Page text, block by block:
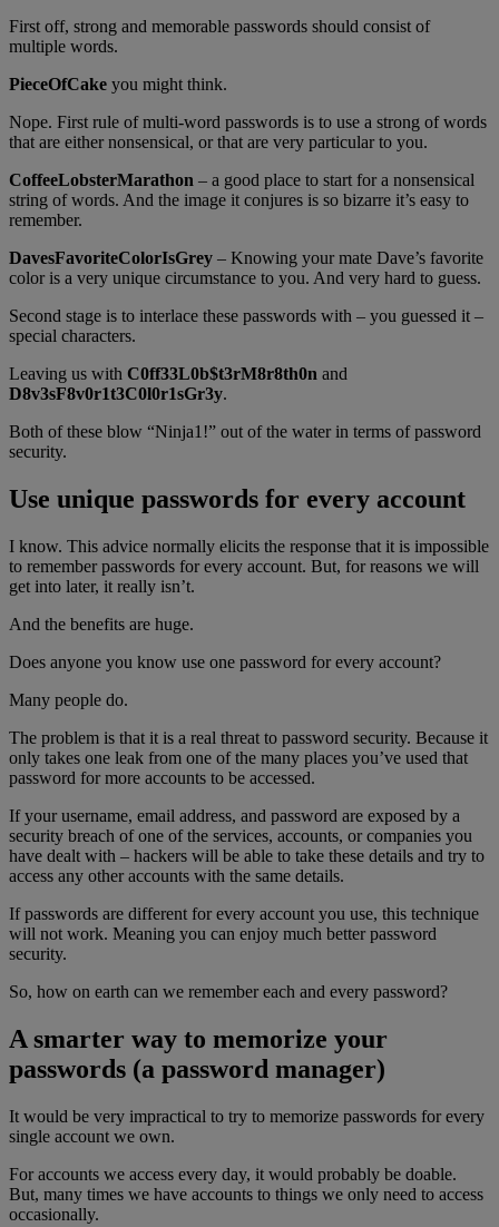
First off, strong and memorable passwords should consist of
multiple words.
PieceOfCake you might think.
Nope. First rule of multi-word passwords is to use a strong of words
that are either nonsensical, or that are very particular to you.
CoffeeLobsterMarathon – a good place to start for a nonsensical
string of words. And the image it conjures is so bizarre it’s easy to
remember.
DavesFavoriteColorIsGrey – Knowing your mate Dave’s favorite
color is a very unique circumstance to you. And very hard to guess.
Second stage is to interlace these passwords with – you guessed it –
special characters.
Leaving us with C0ff33L0b$t3rM8r8th0n and
D8v3sF8v0r1t3C0l0r1sGr3y.
Both of these blow “Ninja1!” out of the water in terms of password
security.
Use unique passwords for every account
I know. This advice normally elicits the response that it is impossible
to remember passwords for every account. But, for reasons we will
get into later, it really isn’t.
And the benefits are huge.
Does anyone you know use one password for every account?
Many people do.
The problem is that it is a real threat to password security. Because it
only takes one leak from one of the many places you’ve used that
password for more accounts to be accessed.
If your username, email address, and password are exposed by a
security breach of one of the services, accounts, or companies you
have dealt with – hackers will be able to take these details and try to
access any other accounts with the same details.
If passwords are different for every account you use, this technique
will not work. Meaning you can enjoy much better password
security.
So, how on earth can we remember each and every password?
A smarter way to memorize your
passwords (a password manager)
It would be very impractical to try to memorize passwords for every
single account we own.
For accounts we access every day, it would probably be doable.
But, many times we have accounts to things we only need to access
occasionally.